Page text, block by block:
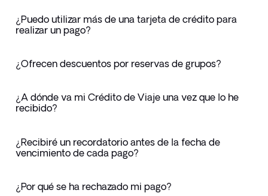
¿Puedo utilizar más de una tarjeta de crédito para
realizar un pago?
¿Ofrecen descuentos por reservas de grupos?
¿A dónde va mi Crédito de Viaje una vez que lo he
recibido?
¿Recibiré un recordatorio antes de la fecha de
vencimiento de cada pago?
¿Por qué se ha rechazado mi pago?